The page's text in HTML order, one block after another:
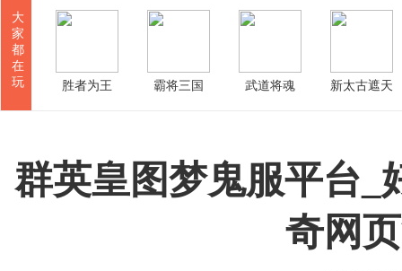
大
家
都
在
玩
胜者为王 霸将三国 武道将魂 新太古遮天
群英皇图梦鬼服平台_
奇网